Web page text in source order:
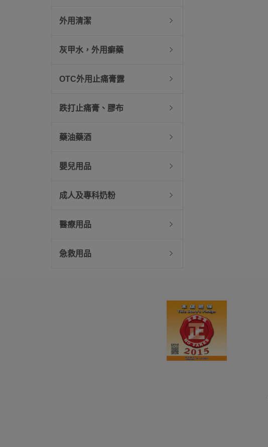
外用清潔
灰甲水，外用癬藥
OTC外用止痛膏露
跌打止痛膏、膠布
藥油藥酒
嬰兒用品
成人及專科奶粉
醫療用品
急救用品